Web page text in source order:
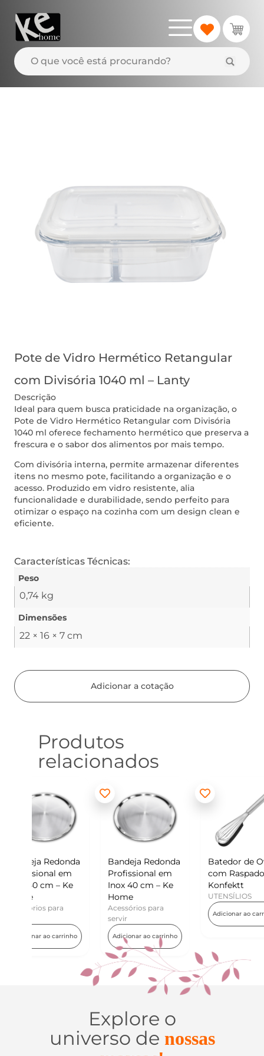
Pote de Vidro Hermético Retangular
com Divisória 1040 ml – Lanty
Descrição
Ideal para quem busca praticidade na organização, o
Pote de Vidro Hermético Retangular com Divisória
1040 ml oferece fechamento hermético que preserva a
frescura e o sabor dos alimentos por mais tempo.
Com divisória interna, permite armazenar diferentes
itens no mesmo pote, facilitando a organização e o
acesso. Produzido em vidro resistente, alia
funcionalidade e durabilidade, sendo perfeito para
otimizar o espaço na cozinha com um design clean e
eficiente.
Características Técnicas:
Peso
0,74 kg
Dimensões
22 × 16 × 7 cm
Adicionar a cotação
Produtos
relacionados
Bandeja Redonda
Profissional em
Inox 40 cm – Ke
Acessórios para
Adicionar ao carrinho
Batedor de Ovos
com Raspador –
Konfektt
Adicionar ao carrinho
Explore o
universo de nossas